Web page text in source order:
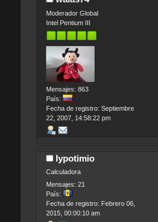
Moderador Global
Intel Pentium III
Mensajes: 863
País:
Fecha de registro: Septiembre
22, 2007, 14:58:22 pm
lypotimio
Calculadora
Mensajes: 21
País:
Fecha de registro: Febrero 06,
2015, 00:00:10 am